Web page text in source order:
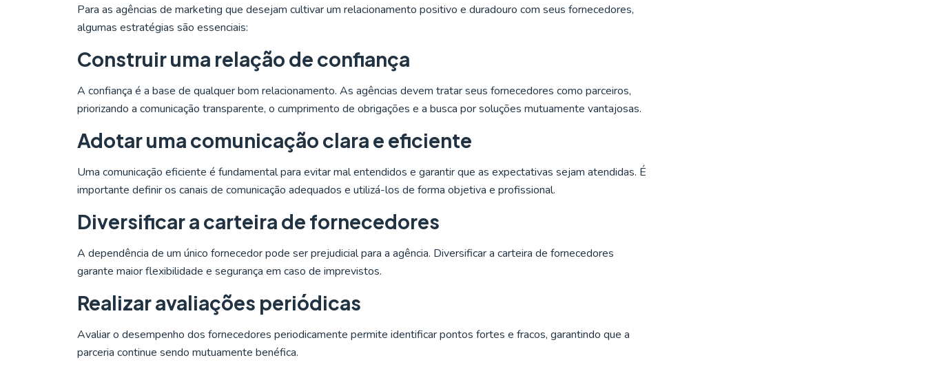
Para as agências de marketing que desejam cultivar um relacionamento positivo e duradouro com seus fornecedores,
algumas estratégias são essenciais:
Construir uma relação de confiança
A confiança é a base de qualquer bom relacionamento. As agências devem tratar seus fornecedores como parceiros,
priorizando a comunicação transparente, o cumprimento de obrigações e a busca por soluções mutuamente vantajosas.
Adotar uma comunicação clara e eficiente
Uma comunicação eficiente é fundamental para evitar mal entendidos e garantir que as expectativas sejam atendidas. É
importante definir os canais de comunicação adequados e utilizá-los de forma objetiva e profissional.
Diversificar a carteira de fornecedores
A dependência de um único fornecedor pode ser prejudicial para a agência. Diversificar a carteira de fornecedores
garante maior flexibilidade e segurança em caso de imprevistos.
Realizar avaliações periódicas
Avaliar o desempenho dos fornecedores periodicamente permite identificar pontos fortes e fracos, garantindo que a
parceria continue sendo mutuamente benéfica.